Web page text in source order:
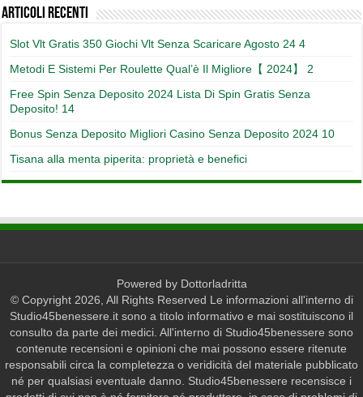
Articoli recenti
Slot Vlt Gratis 350 Giochi Vlt Senza Scaricare Agosto 24 4
Metodi E Sistemi Per Roulette Qual’è Il Migliore【 2024】 2
Free Spin Senza Deposito 2024 Lista Di Spin Gratis Senza
Deposito! 14
Bonus Senza Deposito Migliori Casino Senza Deposito 2024 10
Tisana alla menta piperita: proprietà e benefici
Powered by Dottorladritta
© Copyright 2026, All Rights Reserved Le informazioni all'interno di
Studio45benessere.it sono a titolo informativo e mai sostituiscono il
consulto da parte dei medici. All'interno di Studio45benessere sono
contenute recensioni e opinioni che mai possono essere ritenute
responsabili circa la completezza o veridicità del materiale pubblicato
né per qualsiasi eventuale danno. Studio45benessere recensisce i